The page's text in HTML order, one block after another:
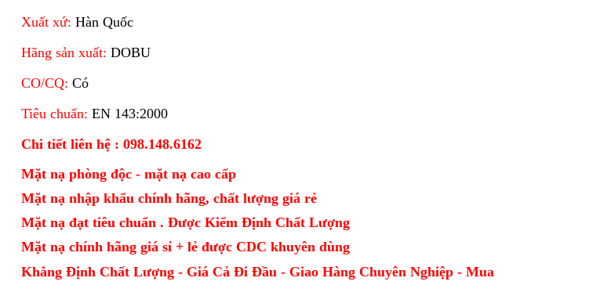
Xuất xứ: Hàn Quốc
Hãng sản xuất: DOBU
CO/CQ: Có
Tiêu chuẩn: EN 143:2000
Chi tiết liên hệ : 098.148.6162
Mặt nạ phòng độc - mặt nạ cao cấp
Mặt nạ nhập khẩu chính hãng, chất lượng giá rẻ
Mặt nạ đạt tiêu chuẩn . Được Kiểm Định Chất Lượng
Mặt nạ chính hãng giá sỉ + lẻ được CDC khuyên dùng
Khẳng Định Chất Lượng - Giá Cả Đi Đầu - Giao Hàng Chuyên Nghiệp - Mua